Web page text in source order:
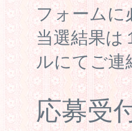
フォームに
当選結果は
ルにてご連
応募受